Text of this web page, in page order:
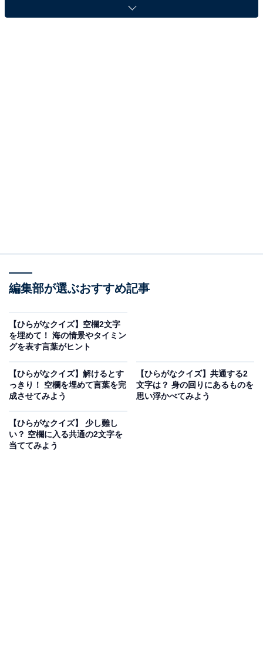
□□よごし
次ページ
編集部が選ぶおすすめ記事
【ひらがなクイズ】空欄2文字
を埋めて！ 海の情景やタイミン
グを表す言葉がヒント
【ひらがなクイズ】解けるとす
っきり！ 空欄を埋めて言葉を完
成させてみよう
【ひらがなクイズ】共通する2
文字は？ 身の回りにあるものを
思い浮かべてみよう
【ひらがなクイズ】 少し難し
い？ 空欄に入る共通の2文字を
当ててみよう